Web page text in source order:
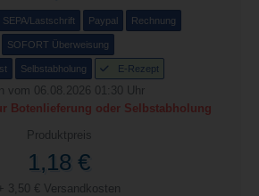
SEPA/Lastschrift Paypal Rechnung
SOFORT Überweisung
Selbstabholung E-Rezept
vom 06.08.2026 01:30 Uhr
Botenlieferung oder Selbstabholung
Produktpreis
1,18 €
3,50 € Versandkosten